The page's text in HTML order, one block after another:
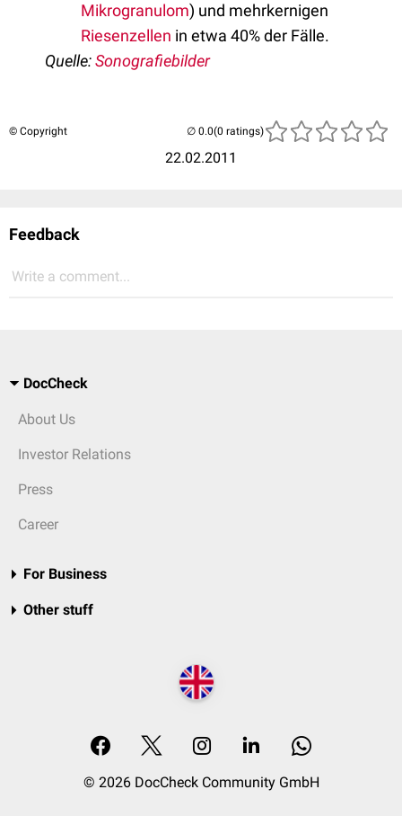
Mikrogranulom) und mehrkernigen
Riesenzellen in etwa 40% der Fälle.
Quelle:Sonografiebilder
© Copyright
22.02.2011
(0 ratings)
Feedback
Write a comment...
DocCheck
About Us
Investor Relations
Press
Career
For Business
Other stuff
© 2026 DocCheck Community GmbH